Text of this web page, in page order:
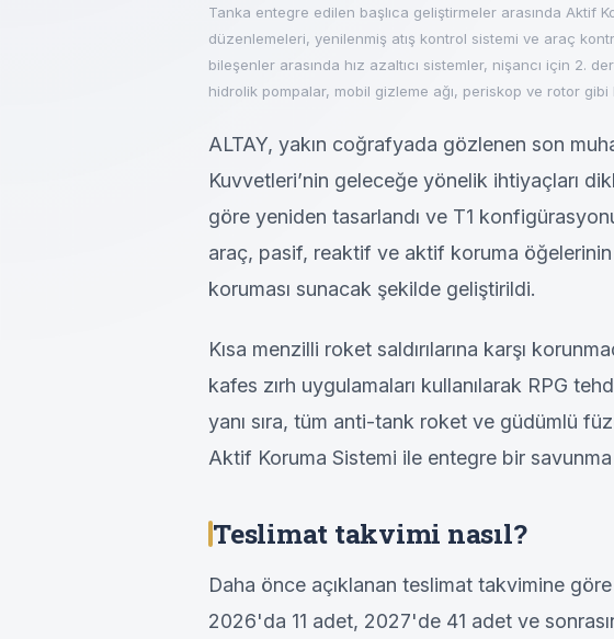
Tanka entegre edilen başlıca geliştirmeler arasında Aktif
düzenlemeleri, yenilenmiş atış kontrol sistemi ve araç
bileşenler arasında hız azaltıcı sistemler, nişancı için 2.
hidrolik pompalar, mobil gizleme ağı, periskop ve rotor gibi
ALTAY, yakın coğrafyada gözlenen son
Kuvvetleri’nin geleceğe yönelik ihtiyaçları
göre yeniden tasarlandı ve T1
araç, pasif, reaktif ve aktif koruma öğelerinin
koruması sunacak şekilde geliştirildi.
Kısa menzilli roket saldırılarına karşı
kafes zırh uygulamaları kullanılarak RPG
yanı sıra, tüm anti-tank roket ve güdümlü
Aktif Koruma Sistemi ile entegre bir savunma
Teslimat takvimi nasıl?
Daha önce açıklanan teslimat takvimine
2026'da 11 adet, 2027'de 41 adet ve